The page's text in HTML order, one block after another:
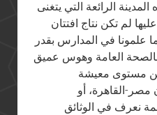
الرائعة التي يتغنى
لم تكن نتاج افتتان
علمونا في المدارس بقدر
العامة وهوس عميق
مستوى معيشة
مصر-القاهرة، أو
نعرف في الوثائق